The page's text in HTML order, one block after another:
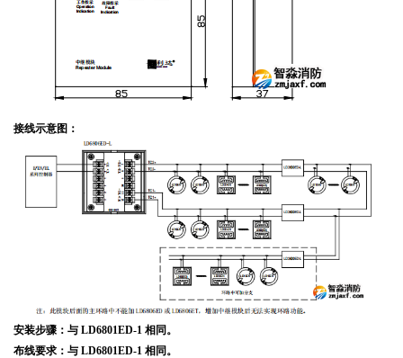
接线示意图：
安装步骤：与 LD6801ED-1 相同。
布线要求：与 LD6801ED-1 相同。